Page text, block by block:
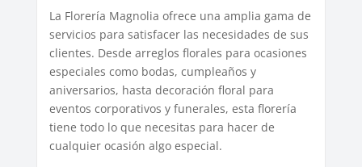
La Florería Magnolia ofrece una amplia gama de
servicios para satisfacer las necesidades de sus
clientes. Desde arreglos florales para ocasiones
especiales como bodas, cumpleaños y
aniversarios, hasta decoración floral para
eventos corporativos y funerales, esta florería
tiene todo lo que necesitas para hacer de
cualquier ocasión algo especial.